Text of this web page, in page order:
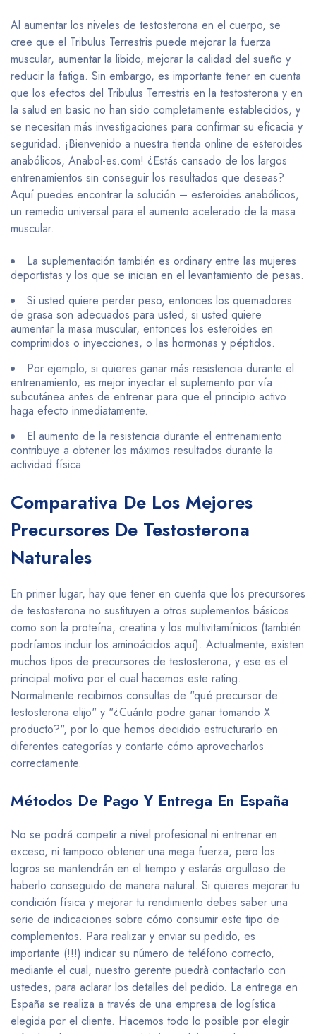
Al aumentar los niveles de testosterona en el cuerpo, se
cree que el Tribulus Terrestris puede mejorar la fuerza
muscular, aumentar la libido, mejorar la calidad del sueño y
reducir la fatiga. Sin embargo, es importante tener en cuenta
que los efectos del Tribulus Terrestris en la testosterona y en
la salud en basic no han sido completamente establecidos, y
se necesitan más investigaciones para confirmar su eficacia y
seguridad. ¡Bienvenido a nuestra tienda online de esteroides
anabólicos, Anabol-es.com! ¿Estás cansado de los largos
entrenamientos sin conseguir los resultados que deseas?
Aquí puedes encontrar la solución – esteroides anabólicos,
un remedio universal para el aumento acelerado de la masa
muscular.
La suplementación también es ordinary entre las mujeres
deportistas y los que se inician en el levantamiento de pesas.
Si usted quiere perder peso, entonces los quemadores
de grasa son adecuados para usted, si usted quiere
aumentar la masa muscular, entonces los esteroides en
comprimidos o inyecciones, o las hormonas y péptidos.
Por ejemplo, si quieres ganar más resistencia durante el
entrenamiento, es mejor inyectar el suplemento por vía
subcutánea antes de entrenar para que el principio activo
haga efecto inmediatamente.
El aumento de la resistencia durante el entrenamiento
contribuye a obtener los máximos resultados durante la
actividad física.
Comparativa De Los Mejores
Precursores De Testosterona
Naturales
En primer lugar, hay que tener en cuenta que los precursores
de testosterona no sustituyen a otros suplementos básicos
como son la proteína, creatina y los multivitamínicos (también
podríamos incluir los aminoácidos aquí). Actualmente, existen
muchos tipos de precursores de testosterona, y ese es el
principal motivo por el cual hacemos este rating.
Normalmente recibimos consultas de "qué precursor de
testosterona elijo" y "¿Cuánto podre ganar tomando X
producto?", por lo que hemos decidido estructurarlo en
diferentes categorías y contarte cómo aprovecharlos
correctamente.
Métodos De Pago Y Entrega En España
No se podrá competir a nivel profesional ni entrenar en
exceso, ni tampoco obtener una mega fuerza, pero los
logros se mantendrán en el tiempo y estarás orgulloso de
haberlo conseguido de manera natural. Si quieres mejorar tu
condición física y mejorar tu rendimiento debes saber una
serie de indicaciones sobre cómo consumir este tipo de
complementos. Para realizar y enviar su pedido, es
importante (!!!) indicar su número de teléfono correcto,
mediante el cual, nuestro gerente puedrà contactarlo con
ustedes, para aclarar los detalles del pedido. La entrega en
España se realiza a través de una empresa de logística
elegida por el cliente. Hacemos todo lo posible por elegir